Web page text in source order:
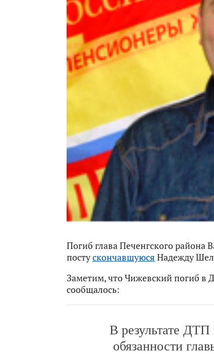
Погиб глава Печенгского
постускончавшуюся Надежду
Заметим, что Чижевский погиб
сообщалось:
В результате
обязанности